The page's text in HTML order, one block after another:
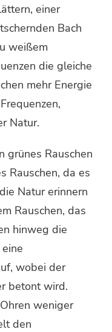
einer
Bach
weißem
die gleiche
mehr Energie
Natur.
grünes Rauschen
Rauschen, da es
Natur erinnern
Rauschen, das
hinweg die
wobei der
betont wird.
weniger
den